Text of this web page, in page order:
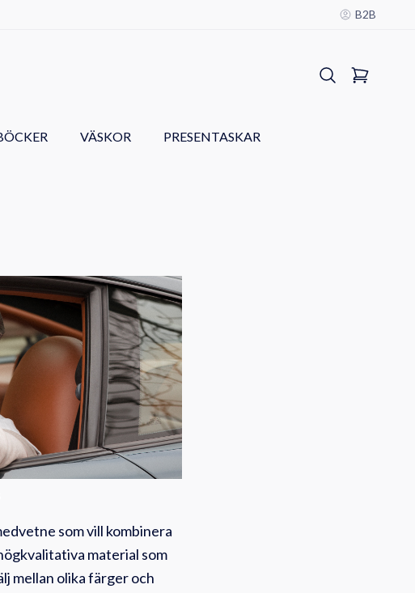
B2B
VÄSKOR PRESENTASKAR
som vill kombinera
material som
mellan olika färger och